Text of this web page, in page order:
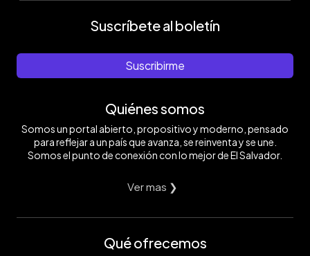
Suscríbete al boletín
Suscribirme
Quiénes somos
Somos un portal abierto, propositivo y moderno, pensado
para reflejar a un país que avanza, se reinventa y se une.
Somos el punto de conexión con lo mejor de El Salvador.
Ver mas ❯
Qué ofrecemos